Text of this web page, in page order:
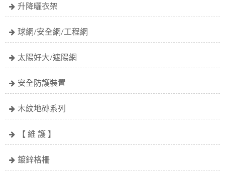
升降曬衣架
球網/安全網/工程網
太陽好大/遮陽網
安全防護裝置
木紋地磚系列
【 維 護 】
鍍鋅格柵